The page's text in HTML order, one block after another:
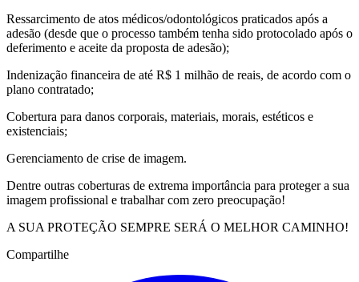
Ressarcimento de atos médicos/odontológicos praticados após a
adesão (desde que o processo também tenha sido protocolado após o
deferimento e aceite da proposta de adesão);
Indenização financeira de até R$ 1 milhão de reais, de acordo com o
plano contratado;
Cobertura para danos corporais, materiais, morais, estéticos e
existenciais;
Gerenciamento de crise de imagem.
Dentre outras coberturas de extrema importância para proteger a sua
imagem profissional e trabalhar com zero preocupação!
A SUA PROTEÇÃO SEMPRE SERÁ O MELHOR CAMINHO!
Compartilhe